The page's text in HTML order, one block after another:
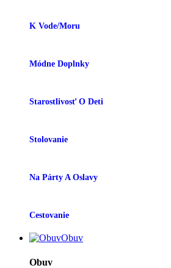
K Vode/moru
Módne Doplnky
Starostlivosť O Deti
Stolovanie
Na Párty A Oslavy
Cestovanie
Obuv
Obuv